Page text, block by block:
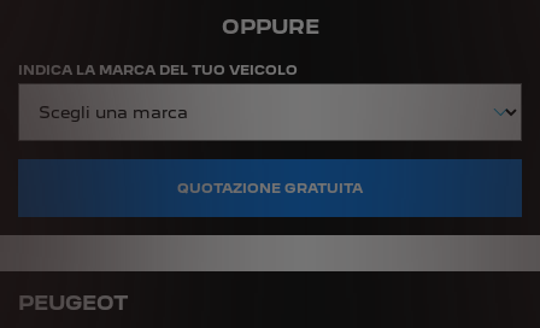
OPPURE
INDICA LA MARCA DEL TUO VEICOLO
QUOTAZIONE GRATUITA
PEUGEOT